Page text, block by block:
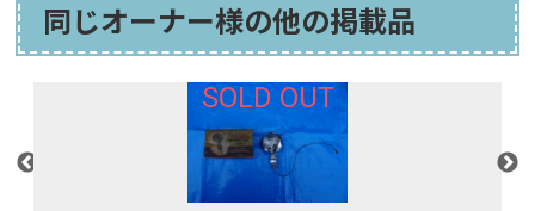
同じオーナー様の他の掲載品
SOLD OUT